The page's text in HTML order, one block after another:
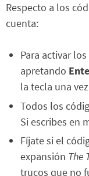
Respecto a los
cuenta:
Para activar
apretando
la tecla una
Todos los
Si escribes en
Fíjate si el
expansión The
trucos que no